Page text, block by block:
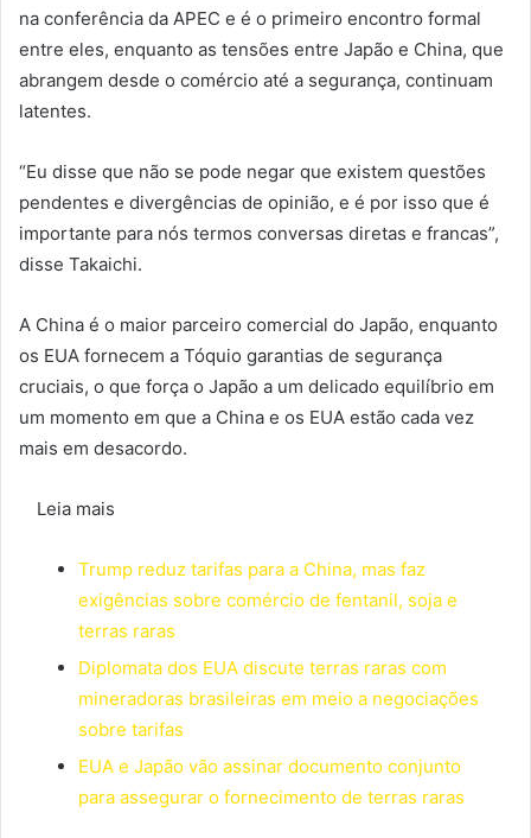
na conferência da APEC e é o primeiro encontro formal
entre eles, enquanto as tensões entre Japão e China, que
abrangem desde o comércio até a segurança, continuam
latentes.
“Eu disse que não se pode negar que existem questões
pendentes e divergências de opinião, e é por isso que é
importante para nós termos conversas diretas e francas”,
disse Takaichi.
A China é o maior parceiro comercial do Japão, enquanto
os EUA fornecem a Tóquio garantias de segurança
cruciais, o que força o Japão a um delicado equilíbrio em
um momento em que a China e os EUA estão cada vez
mais em desacordo.
Leia mais
Trump reduz tarifas para a China, mas faz
exigências sobre comércio de fentanil, soja e
terras raras
Diplomata dos EUA discute terras raras com
mineradoras brasileiras em meio a negociações
sobre tarifas
EUA e Japão vão assinar documento conjunto
para assegurar o fornecimento de terras raras